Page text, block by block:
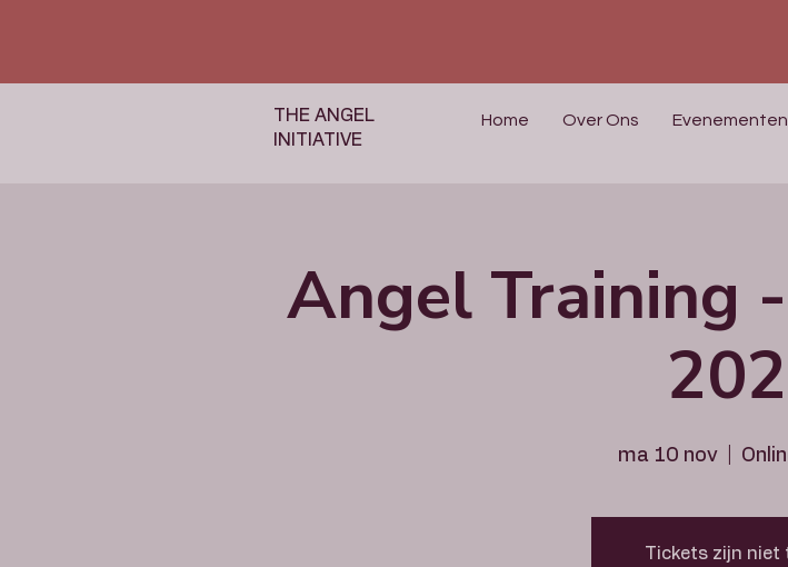
Home Over Ons Evenementen
THE ANGEL
INITIATIVE
Angel Training
ma 10 nov
Tickets zijn niet